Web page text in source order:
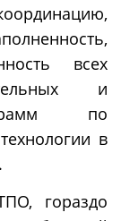
всех
и
по
в
гораздо